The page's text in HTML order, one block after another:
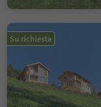
Su richiesta